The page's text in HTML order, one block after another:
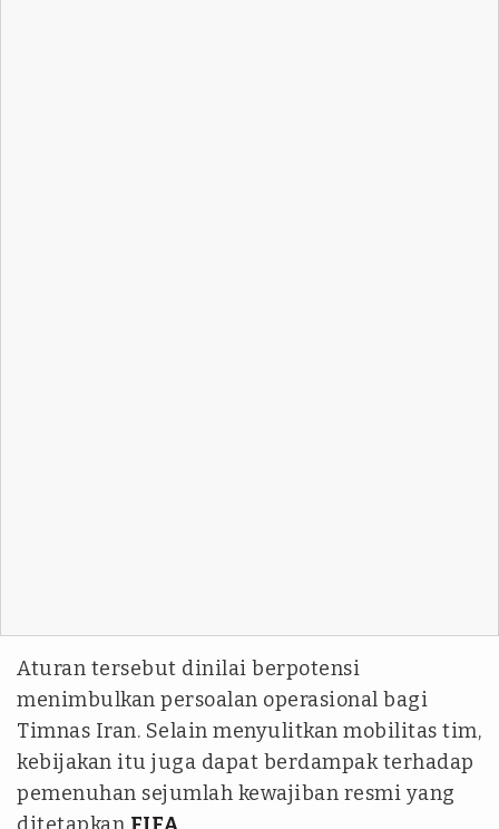
Aturan tersebut dinilai berpotensi
menimbulkan persoalan operasional bagi
Timnas Iran. Selain menyulitkan mobilitas tim,
kebijakan itu juga dapat berdampak terhadap
pemenuhan sejumlah kewajiban resmi yang